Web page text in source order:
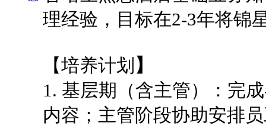
理经验，目标在2-3年将锦
【培养计划 】
1. 基层期（含主管）：完
内容；主管阶段协助安排